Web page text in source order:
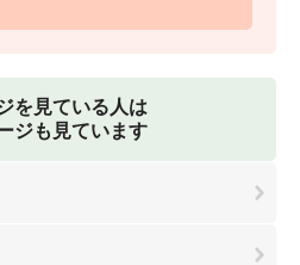
を見ている人は
ジも見ています